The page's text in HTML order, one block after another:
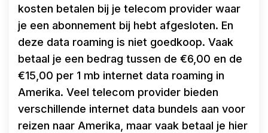
kosten betalen bij je telecom provider waar
je een abonnement bij hebt afgesloten. En
deze data roaming is niet goedkoop. Vaak
betaal je een bedrag tussen de €6,00 en de
€15,00 per 1 mb internet data roaming in
Amerika. Veel telecom provider bieden
verschillende internet data bundels aan voor
reizen naar Amerika, maar vaak betaal je hier